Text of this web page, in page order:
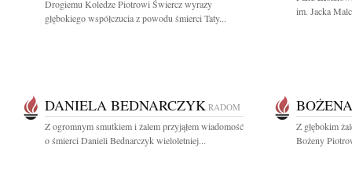
Drogiemu Koledze Piotrowi Świercz wyrazy
głębokiego współczucia z powodu śmierci Taty...
im. Jacka
DANIELA BEDNARCZYK RADOM
Z ogromnym smutkiem i żalem przyjąłem wiadomość
o śmierci Danieli Bednarczyk wieloletniej...
Z głębokim
Bożeny